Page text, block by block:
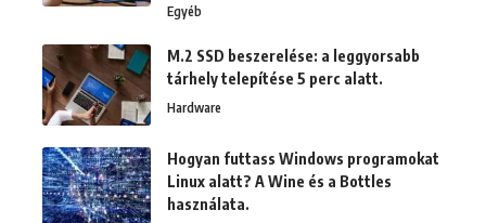
Egyéb
M.2 SSD beszerelése: a leggyorsabb
tárhely telepítése 5 perc alatt.
Hardware
Hogyan futtass Windows programokat
Linux alatt? A Wine és a Bottles
használata.